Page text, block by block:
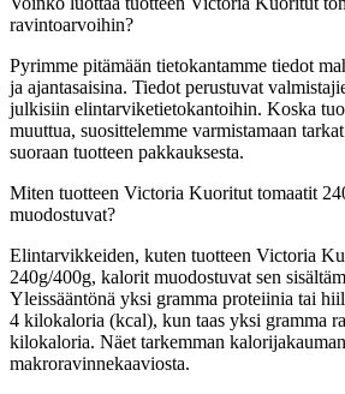
ravintoarvoihin?
Pyrimme pitämään tietokantamme tiedot
ja ajantasaisina. Tiedot perustuvat
julkisiin elintarviketietokantoihin. Koska
muuttua, suosittelemme varmistamaan
suoraan tuotteen pakkauksesta.
Miten tuotteen Victoria Kuoritut tomaatit
muodostuvat?
Elintarvikkeiden, kuten tuotteen Victoria
240g/400g, kalorit muodostuvat sen
Yleissääntönä yksi gramma proteiinia tai
4 kilokaloria (kcal), kun taas yksi gramma
kilokaloria. Näet tarkemman
makroravinnekaaviosta.